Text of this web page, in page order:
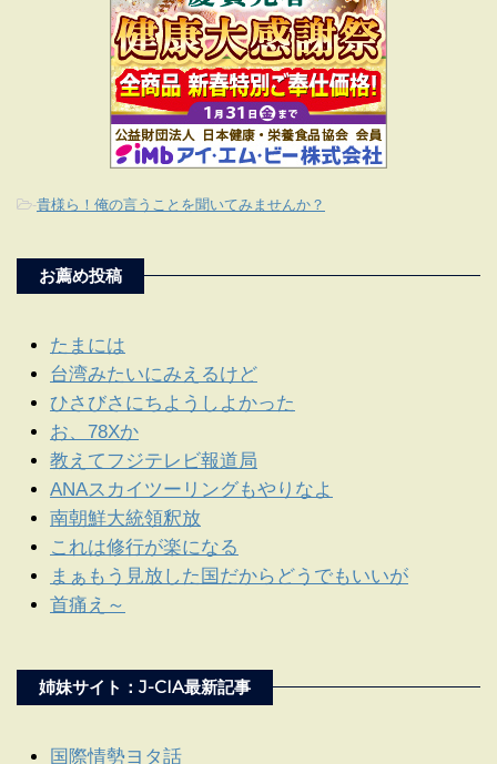
-貴様ら！俺の言うことを聞いてみませんか？
お薦め投稿
たまには
台湾みたいにみえるけど
ひさびさにちようしよかった
お、78Xか
教えてフジテレビ報道局
ANAスカイツーリングもやりなよ
南朝鮮大統領釈放
これは修行が楽になる
まぁもう見放した国だからどうでもいいが
首痛え～
姉妹サイト：J-CIA最新記事
国際情勢ヨタ話